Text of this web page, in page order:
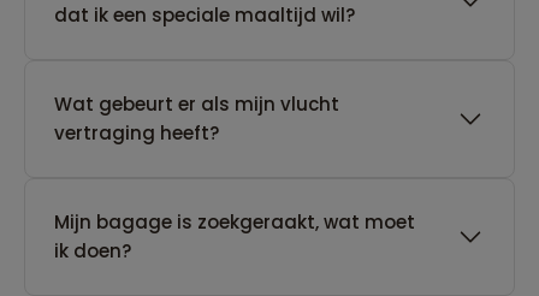
dat ik een speciale maaltijd wil?
Wat gebeurt er als mijn vlucht
vertraging heeft?
Mijn bagage is zoekgeraakt, wat moet
ik doen?